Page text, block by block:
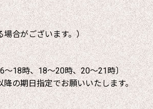
合がございます。）
～18時、18～20時、20～21時〕
の期日指定でお願いいたします。